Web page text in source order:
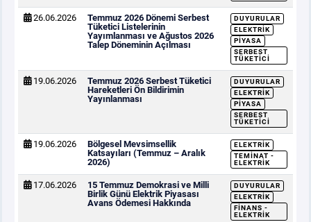
26.06.2026
Temmuz 2026 Dönemi Serbest
Tüketici Listelerinin
Yayımlanması ve Ağustos 2026
Talep Döneminin Açılması
DUYURULAR
ELEKTRIK
PIYASA
SERBEST
TÜKETICI
19.06.2026
Temmuz 2026 Serbest Tüketici
Hareketleri Ön Bildirimin
Yayınlanması
DUYURULAR
ELEKTRIK
PIYASA
SERBEST
TÜKETICI
19.06.2026
Bölgesel Mevsimsellik
Katsayıları (Temmuz – Aralık
2026)
ELEKTRIK
TEMINAT -
ELEKTRIK
17.06.2026
15 Temmuz Demokrasi ve Milli
Birlik Günü Elektrik Piyasası
Avans Ödemesi Hakkında
DUYURULAR
ELEKTRIK
FINANS -
ELEKTRIK